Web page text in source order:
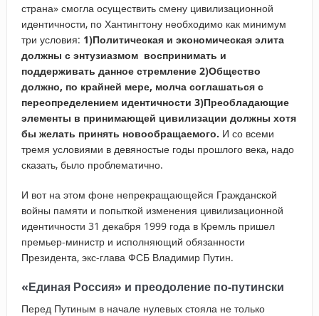
страна» смогла осуществить смену цивилизационной
идентичности, по Хантингтону необходимо как минимум
три условия: 1)Политическая и экономическая элита
должны с энтузиазмом воспринимать и
поддерживать данное стремление 2)Общество
должно, по крайней мере, молча соглашаться с
переопределением идентичности 3)Преобладающие
элементы в принимающей цивилизации должны хотя
бы желать принять новообращаемого. И со всеми
тремя условиями в девяностые годы прошлого века, надо
сказать, было проблематично.
И вот на этом фоне непрекращающейся Гражданской
войны памяти и попыткой изменения цивилизационной
идентичности 31 декабря 1999 года в Кремль пришел
премьер-министр и исполняющий обязанности
Президента, экс-глава ФСБ Владимир Путин.
«Единая Россия» и преодоление по-путински
Перед Путиным в начале нулевых стояла не только